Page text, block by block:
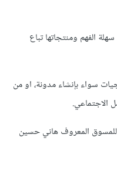
الفهم ومنتجاتها تباع
سواء بإنشاء مدونة، او من
الاجتماعي.
بمشاهدة دورة كليك بانك 2015 للمسوق المعروف هاني حسين